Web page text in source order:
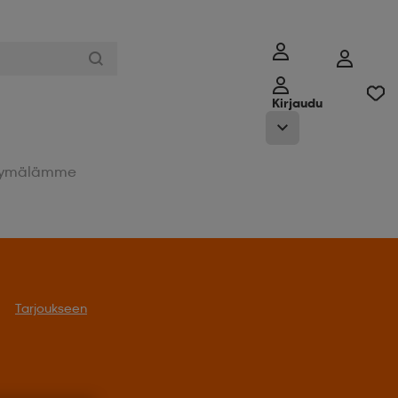
Kirjaudu
Tarjoukseen